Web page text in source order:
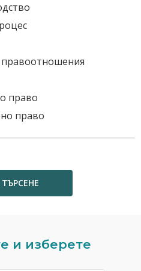
право
право
и изберете